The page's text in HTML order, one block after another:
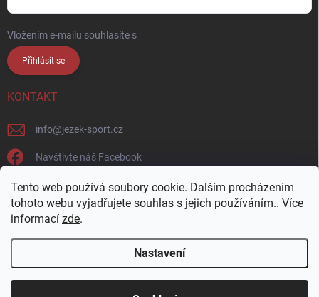
Tento web používá soubory cookie. Dalším procházením
tohoto webu vyjadřujete souhlas s jejich používáním.. Více
informací zde.
Nastavení
Vložením e-mailu souhlasíte s
Přihlásit se
KONTAKT
info@jezek-sport.cz
Navštivte náš Facebook
jezek_sport_np/
Copyright 2026Ježek sport s.r.o.. Všechna práva vyhrazena.Upravit
nastavení cookies